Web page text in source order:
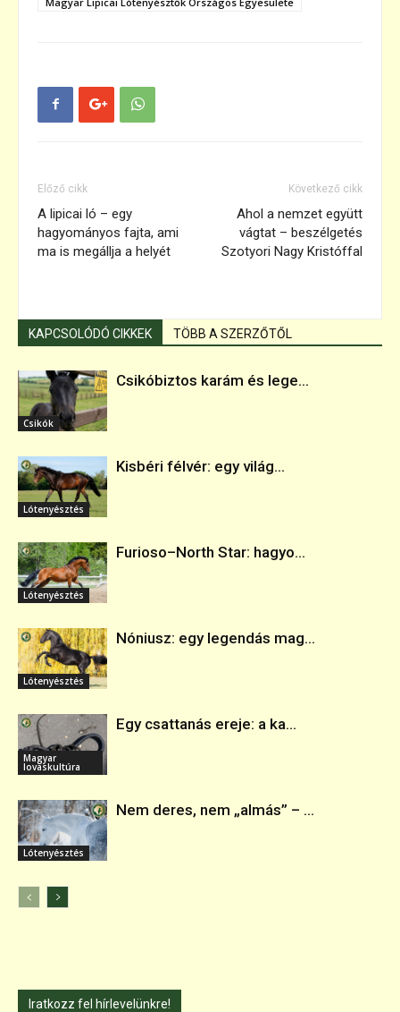
Előző cikk
A lipicai ló – egy
hagyományos fajta, ami
ma is megállja a helyét
Következő cikk
Ahol a nemzet együtt
vágtat – beszélgetés
Szotyori Nagy Kristóffal
KAPCSOLÓDÓ CIKKEK TÖBB A SZERZŐTŐL
Csikók
Csikóbiztos karám és lege...
Lótenyésztés
Kisbéri félvér: egy világ...
Lótenyésztés
Furioso–North Star: hagyo...
Lótenyésztés
Nóniusz: egy legendás mag...
Magyar
lovaskultúra
Egy csattanás ereje: a ka...
Lótenyésztés
Nem deres, nem „almás” – ...
Iratkozz fel hírlevelünkre!